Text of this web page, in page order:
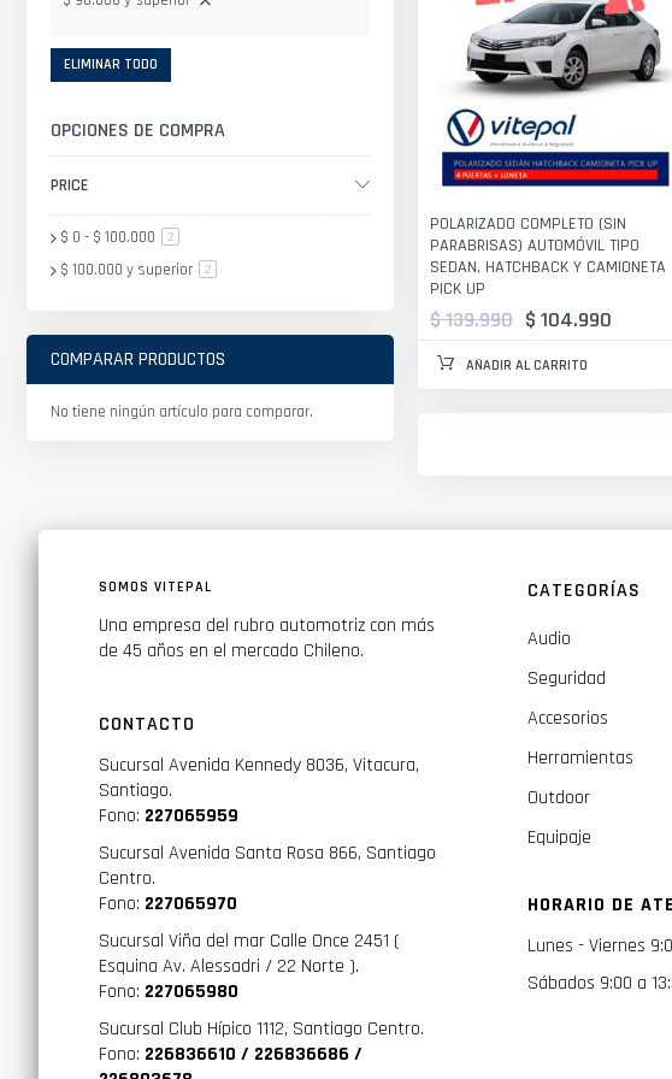
POLARIZADO COMPLETO (SIN
PARABRISAS) AUTOMÓVIL TIPO
SEDAN, HATCHBACK Y CAMIONETA
PICK UP
$ 104.990
$ 139.990
AÑADIR AL CARRITO
ELIMINAR TODO
OPCIONES DE COMPRA
PRICE
$ 0 - $ 100.000 2artículo
$ 100.000 y superior 2artículo
COMPARAR PRODUCTOS
No tiene ningún artículo para comparar.
SOMOS VITEPAL
Una empresa del rubro automotriz con más
de 45 años en el mercado Chileno.
CONTACTO
Sucursal Avenida Kennedy 8036, Vitacura,
Santiago.
Fono: 227065959
Sucursal Avenida Santa Rosa 866, Santiago
Centro.
Fono: 227065970
Sucursal Viña del mar Calle Once 2451 (
Esquina Av. Alessadri / 22 Norte ).
Fono: 227065980
Sucursal Club Hípico 1112, Santiago Centro.
Fono: 226836610 / 226836686 /
CATEGORÍAS
Audio
Seguridad
Accesorios
Herramientas
Outdoor
Equipaje
HORARIO DE
Lunes - Viernes
Sábados 9:00 a